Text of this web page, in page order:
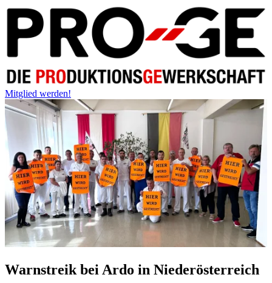
Mitglied werden!
Warnstreik bei Ardo in Niederösterreich